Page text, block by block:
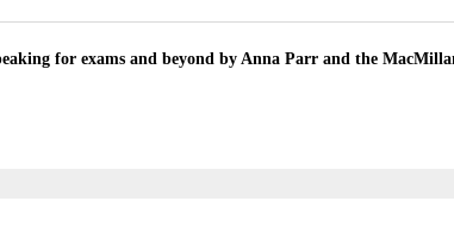
for exams and beyond by Anna Parr and the